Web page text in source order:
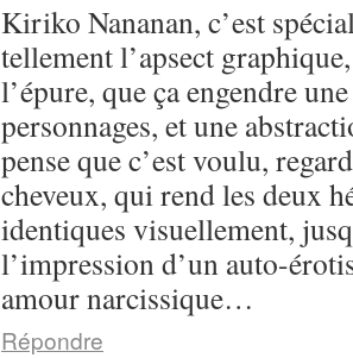
Kiriko Nananan, c’est
tellement l’apsect
l’épure, que ça engendre
personnages, et une
pense que c’est voulu,
cheveux, qui rend les deux
identiques visuellement,
l’impression d’un auto-
amour narcissique…
Répondre